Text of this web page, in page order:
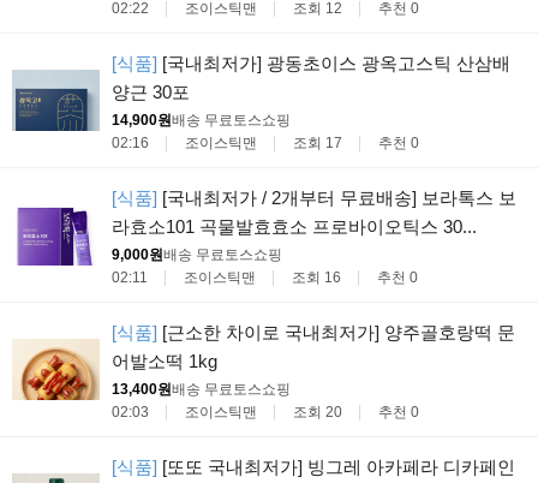
02:22
조이스틱맨 조회 12 추천 0
[식품] [국내최저가] 광동초이스 광옥고스틱 산삼배
양근 30포
14,900원배송 무료토스쇼핑
02:16
조이스틱맨 조회 17 추천 0
[식품] [국내최저가 / 2개부터 무료배송] 보라톡스 보
라효소101 곡물발효효소 프로바이오틱스 30...
9,000원배송 무료토스쇼핑
02:11
조이스틱맨 조회 16 추천 0
[식품] [근소한 차이로 국내최저가] 양주골호랑떡 문
어발소떡 1kg
13,400원배송 무료토스쇼핑
02:03
조이스틱맨 조회 20 추천 0
[식품] [또또 국내최저가] 빙그레 아카페라 디카페인